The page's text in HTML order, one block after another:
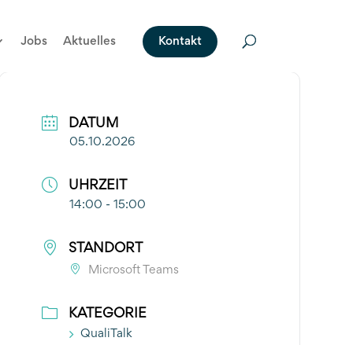
Jobs Aktuelles Kontakt
DATUM
05.10.2026
UHRZEIT
14:00 - 15:00
STANDORT
Microsoft Teams
KATEGORIE
QualiTalk